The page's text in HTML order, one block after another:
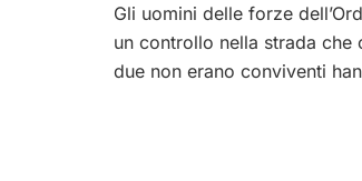
Gli uomini delle forze
un controllo nella strada
due non erano conviventi